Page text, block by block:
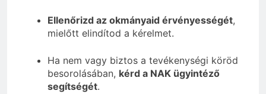
Ellenőrizd az okmányaid érvényességét,
mielőtt elindítod a kérelmet.
Ha nem vagy biztos a tevékenységi köröd
besorolásában, kérd a NAK ügyintéző
segítségét.